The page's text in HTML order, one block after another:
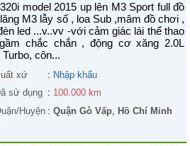
model 2015 up lên M3 Sport full đồ
M3 lẫy số , loa Sub ,mâm đồ chơi ,
led ...v..vv -với cảm giác lái thể thao
chắc chắn , động cơ xăng 2.0L
côn...
xứ : Nhập khẩu
sử dụng : 100.000 km
Huyện : Quận Gò Vấp, Hồ Chí Minh